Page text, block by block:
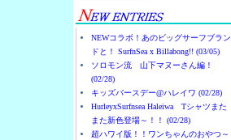
NEWコラボ！あのビッグサーフブラン
ドと！ SurfnSea x Billabong!! (03/05)
ソロモン流 山下マヌーさん編！
(02/28)
キッズバースデー@ハレイワ (02/28)
HurleyxSurfnsea Haleiwa Tシャツまた
また新色登場～！！ (02/28)
超ハワイ版！！ワンちゃんのおやつ～